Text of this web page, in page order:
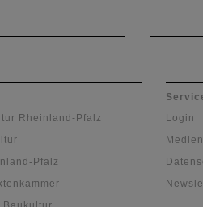
Rheinland-Pfalz
Pfalz
Login